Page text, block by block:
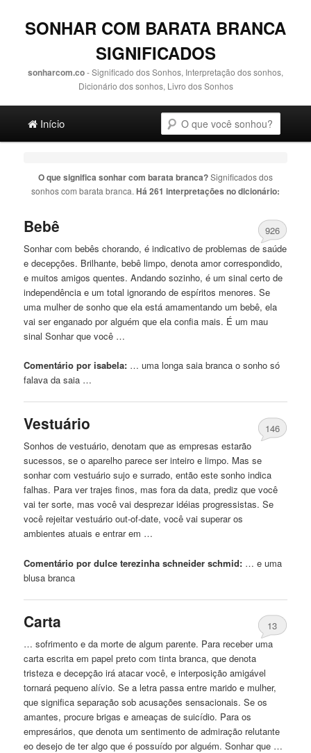
SONHAR COM BARATA BRANCA
SIGNIFICADOS
sonharcom.co- Significado dos Sonhos, Interpretação dos sonhos,
Dicionário dos sonhos, Livro dos Sonhos
Ir para o conteúdo principal
Ir para o conteúdo secundário
Início
O que significa sonhar com barata branca?Significados dos
sonhos com barata branca. Há 261 interpretações no dicionário:
Bebê
926
Sonhar com bebês chorando, é indicativo de problemas de saúde
e decepções. Brilhante, bebê limpo, denota amor correspondido,
e muitos amigos quentes. Andando sozinho, é um sinal certo de
independência e um total ignorando de espíritos menores. Se
uma mulher de sonho que ela está amamentando um bebê, ela
vai ser enganado por alguém que ela confia mais. É um mau
sinal Sonhar que você …
Comentário por isabela: … uma longa saiabranca o sonho só
falava da saia …
Vestuário
146
Sonhos de vestuário, denotam que as empresas estarão
sucessos, se o aparelho parece ser inteiro e limpo. Mas se
sonhar com vestuário sujo e surrado, então este sonho indica
falhas. Para ver trajes finos, mas fora da data, prediz que você
vai ter sorte, mas você vai desprezar idéias progressistas. Se
você rejeitar vestuário out-of-date, você vai superar os
ambientes atuais e entrar em …
Comentário por dulce terezinha schneider schmid: … e uma
blusabranca
Carta
13
… sofrimento e da morte de algum parente. Para receber uma
carta escrita em papel preto com tintabranca, que denota
tristeza e decepção irá atacar você, e interposição amigável
tornará pequeno alívio. Se a letra passa entre marido e mulher,
que significa separação sob acusações sensacionais. Se os
amantes, procure brigas e ameaças de suicídio. Para os
empresários, que denota um sentimento de admiração relutante
eo desejo de ter algo que é possuído por alguém. Sonhar que …